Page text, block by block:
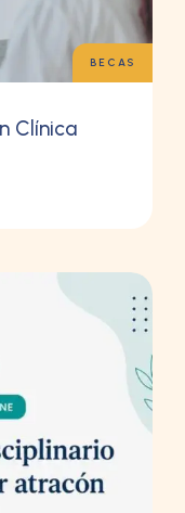
BECAS
Clínica